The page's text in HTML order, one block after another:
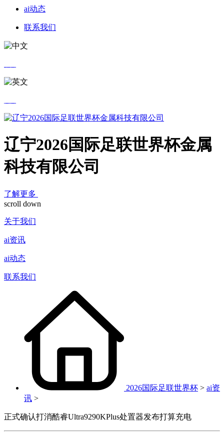
ai动态
联系我们
辽宁2026国际足联世界杯金属
科技有限公司
了解更多
scroll down
关于我们
ai资讯
ai动态
联系我们
2026国际足联世界杯 > ai资
讯 >
正式确认打消酷睿Ultra9290KPlus处置器发布打算充电